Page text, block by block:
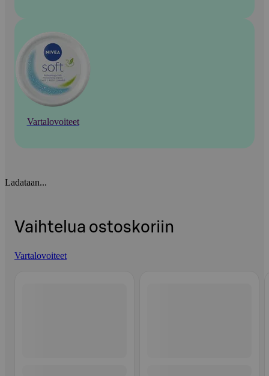
Vartalovoiteet
Ladataan...
Vaihtelua ostoskoriin
Vartalovoiteet